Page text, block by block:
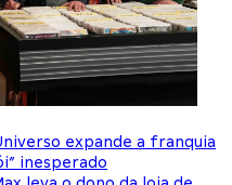
expande a franquia
inesperado